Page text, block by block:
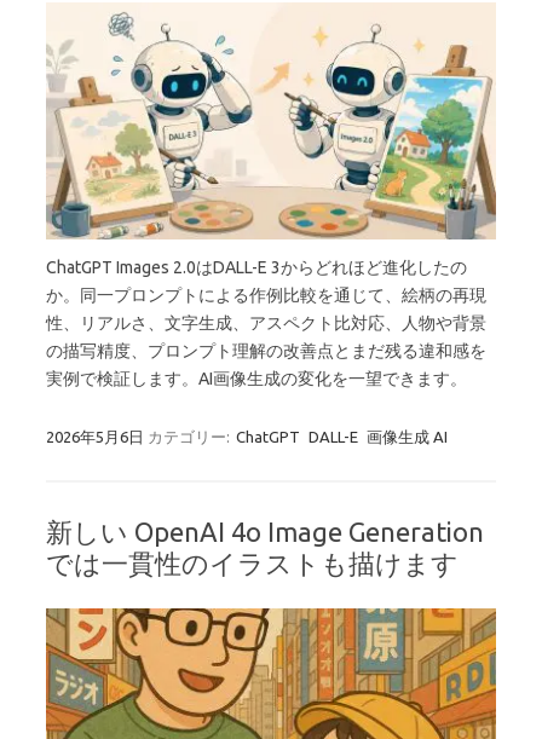
ChatGPT Images 2.0はDALL-E 3からどれほど進化したの
か。同一プロンプトによる作例比較を通じて、絵柄の再現
性、リアルさ、文字生成、アスペクト比対応、人物や背景
の描写精度、プロンプト理解の改善点とまだ残る違和感を
実例で検証します。AI画像生成の変化を一望できます。
2026年5月6日 カテゴリー: ChatGPT DALL-E 画像生成 AI
新しい OpenAI 4o Image Generation
では一貫性のイラストも描けます